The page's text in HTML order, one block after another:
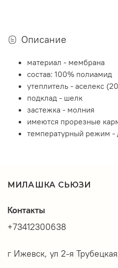
Описание
материал - мембрана
состав: 100% полиамид
утеплитель - аселекс
подклад - шелк
застежка - молния
имеются прорезные
температурный режим -
МИЛАШКА СЬЮЗИ
Контакты
+73412300638
г Ижевск, ул 2-я